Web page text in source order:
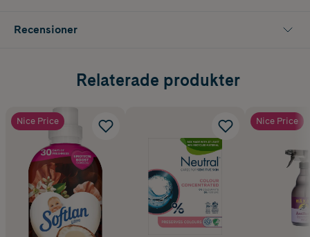
Recensioner
Relaterade produkter
Nice Price Nice Price